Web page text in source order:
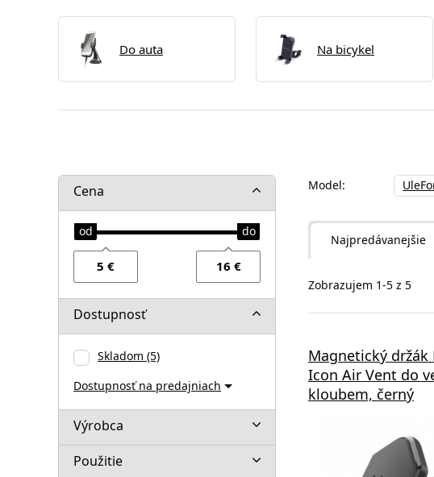
Do auta Na bicykel
Cena
Dostupnosť
Skladom (5)
Dostupnosť na predajniach
Výrobca
Použitie
Model:
Najpredávanejšie
Zobrazujem 1-5 z 5
Magnetický držák
Icon Air Vent do
kloubem, černý